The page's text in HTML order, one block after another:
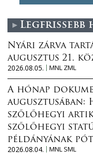
Legfrissebb
Nyári zárva
augusztus 21.
2026.08.05.
MNL ZML
A hónap
augusztusában:
szőlőhegyi
szőlőhegyi
példányának
2026.08.04.
MNL SML